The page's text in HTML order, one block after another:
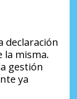
declaración
la misma.
gestión
ya